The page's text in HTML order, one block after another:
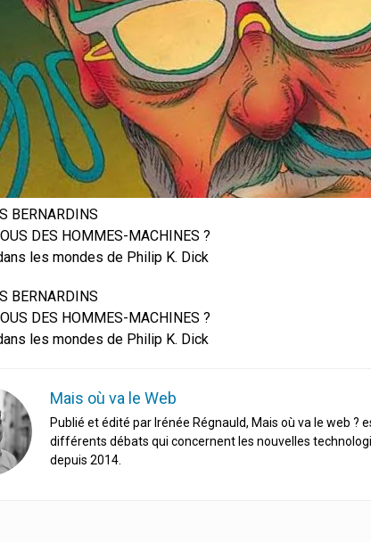
BERNARDINS
DES HOMMES-MACHINES ?
les mondes de Philip K. Dick
BERNARDINS
DES HOMMES-MACHINES ?
les mondes de Philip K. Dick
Mais où va le Web
Publié et édité par Irénée Régnauld, Mais où va le web ?
différents débats qui concernent les nouvelles
depuis 2014.